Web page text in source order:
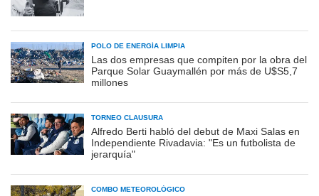
POLO DE ENERGÍA LIMPIA
Las dos empresas que compiten por la obra del
Parque Solar Guaymallén por más de U$S5,7
millones
TORNEO CLAUSURA
Alfredo Berti habló del debut de Maxi Salas en
Independiente Rivadavia: "Es un futbolista de
jerarquía"
COMBO METEOROLÓGICO